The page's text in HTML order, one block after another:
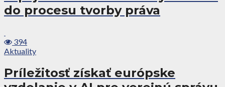
do procesu tvorby práva
394
Aktuality
Príležitosť získať európske